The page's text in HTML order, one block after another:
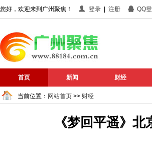
您好，欢迎来到广州聚焦！ 登录 注册 QQ
首页 新闻 财经
当前位置： 网站首页 >> 财经
《梦回平遥》